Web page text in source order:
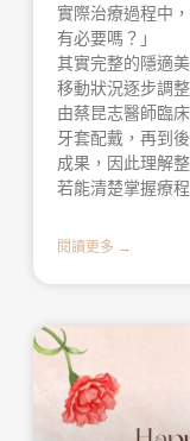
實際治療過程中
有必要嗎？」
其實完整的隱適
移動狀況逐步調
由蔡昆志醫師臨
牙套配戴，再到
成果，因此理解
若能清楚掌握療
閱讀更多 →